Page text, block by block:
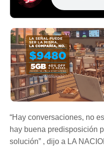
“Hay conversaciones, no
hay buena predisposición
solución” , dijo a LA